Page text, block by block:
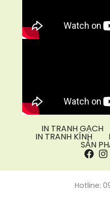
IN TRANH GẠCH
IN TRANH KÍNH
SẢN
Hotline: